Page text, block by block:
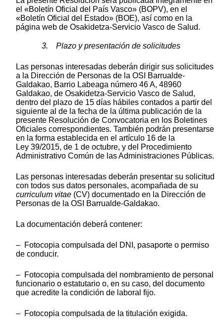
el «Boletín Oficial del País Vasco» (BOPV), en el
«Boletín Oficial del Estado» (BOE), así como en la
página web de Osakidetza-Servicio Vasco de Salud.
3. Plazo y presentación de solicitudes
Las personas interesadas deberán dirigir sus solicitudes
a la Dirección de Personas de la OSI Barrualde-
Galdakao, Barrio Labeaga número 46 A, 48960
Galdakao, de Osakidetza-Servicio Vasco de Salud,
dentro del plazo de 15 días hábiles contados a partir del
siguiente al de la fecha de la última publicación de la
presente Resolución de Convocatoria en los Boletines
Oficiales correspondientes. También podrán presentarse
en la forma establecida en el artículo 16 de la
Ley 39/2015, de 1 de octubre, y del Procedimiento
Administrativo Común de las Administraciones Públicas.
Las personas interesadas deberán presentar su solicitud
con todos sus datos personales, acompañada de su
curriculum vitae (CV) documentado en la Dirección de
Personas de la OSI Barrualde-Galdakao.
La documentación deberá contener:
– Fotocopia compulsada del DNI, pasaporte o permiso
de conducir.
– Fotocopia compulsada del nombramiento de personal
funcionario o estatutario o, en su caso, del documento
que acredite la condición de laboral fijo.
– Fotocopia compulsada de la titulación exigida.